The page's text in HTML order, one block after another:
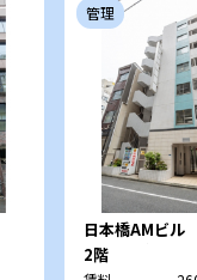
管理
日本橋AMビ
TYDビル）
2階